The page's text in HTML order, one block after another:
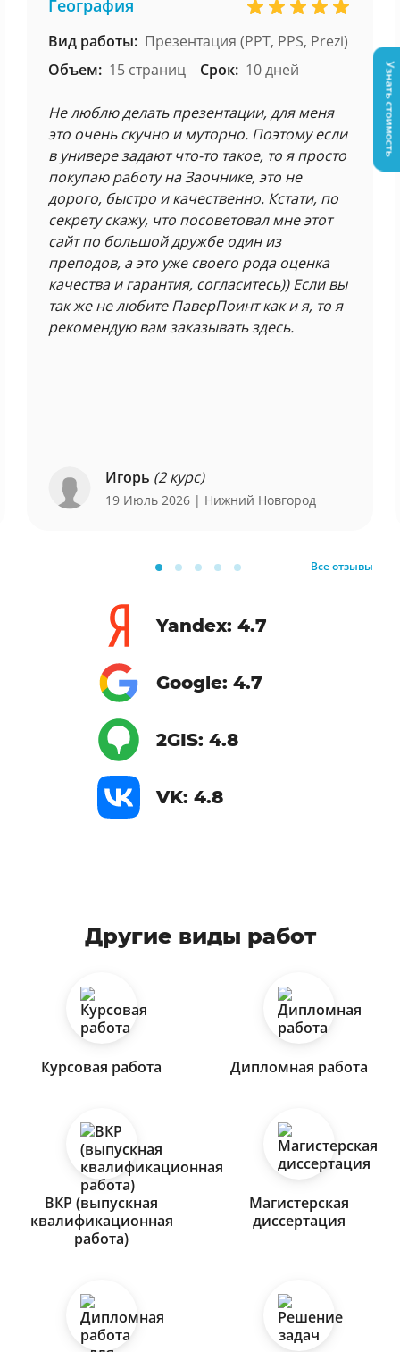
География
Вид работы: Презентация (PPT, PPS, Prezi)
Объем: 15 страниц Срок: 10 дней
Не люблю делать презентации, для меня
это очень скучно и муторно. Поэтому если
в универе задают что-то такое, то я просто
покупаю работу на Заочнике, это не
дорого, быстро и качественно. Кстати, по
секрету скажу, что посоветовал мне этот
сайт по большой дружбе один из
преподов, а это уже своего рода оценка
качества и гарантия, согласитесь)) Если вы
так же не любите ПаверПоинт как и я, то я
рекомендую вам заказывать здесь.
Игорь (2 курс)
19 Июль 2026 | Нижний Новгород
Все отзывы
Yandex: 4.7
Google: 4.7
2GIS: 4.8
VK: 4.8
Другие виды работ
Курсовая работа Дипломная работа
ВКР (выпускная
квалификационная
работа)
Магистерская
диссертация
Узнать стоимость